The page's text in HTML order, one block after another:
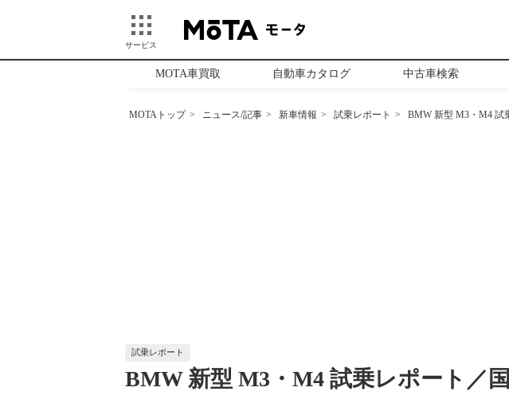
サービス
MOTA車買取 自動車カタログ 中古車検索
MOTAトップ ニュース/記事 新車情報 試乗レポート BMW 新型 M3・M4 試
試乗レポート
BMW 新型 M3・M4 試乗レポート／